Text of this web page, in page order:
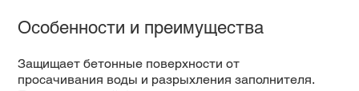
Особенности и преимущества
Защищает бетонные поверхности от
просачивания воды и разрыхления заполнителя.